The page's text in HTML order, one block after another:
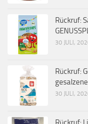
Rückruf:
30 JULI,
Rückruf:
30 JULI,